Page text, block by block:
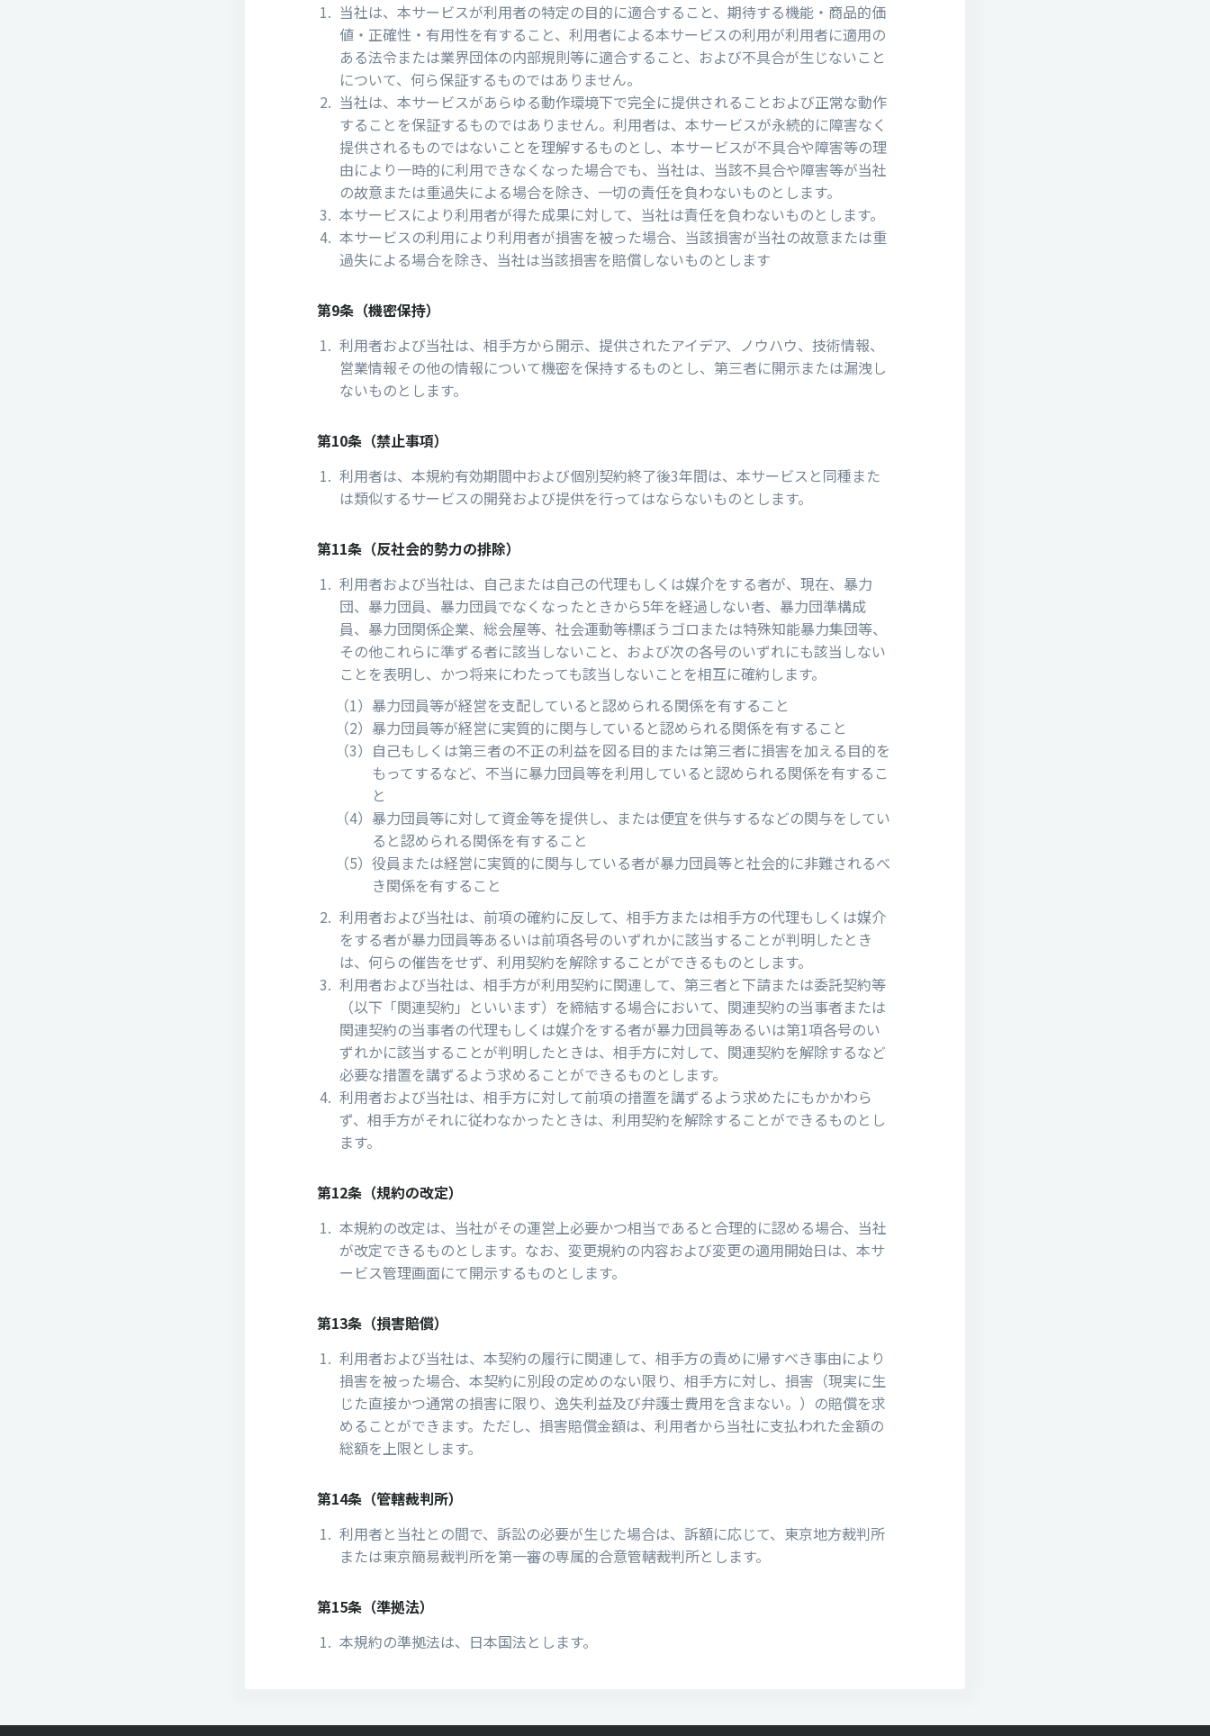
当社は、本サービスが利⽤者の特定の⽬的に適合すること、期待する機能・商品的価
値・正確性・有⽤性を有すること、利⽤者による本サービスの利⽤が利⽤者に適⽤の
ある法令または業界団体の内部規則等に適合すること、および不具合が⽣じないこと
について、何ら保証するものではありません。
当社は、本サービスがあらゆる動作環境下で完全に提供されることおよび正常な動作
することを保証するものではありません。利⽤者は、本サービスが永続的に障害なく
提供されるものではないことを理解するものとし、本サービスが不具合や障害等の理
由により⼀時的に利⽤できなくなった場合でも、当社は、当該不具合や障害等が当社
の故意または重過失による場合を除き、⼀切の責任を負わないものとします。
本サービスにより利⽤者が得た成果に対して、当社は責任を負わないものとします。
本サービスの利⽤により利⽤者が損害を被った場合、当該損害が当社の故意または重
過失による場合を除き、当社は当該損害を賠償しないものとします
第9条（機密保持）
利⽤者および当社は、相⼿⽅から開⽰、提供されたアイデア、ノウハウ、技術情報、
営業情報その他の情報について機密を保持するものとし、第三者に開⽰または漏洩し
ないものとします。
第10条（禁⽌事項）
利⽤者は、本規約有効期間中および個別契約終了後3年間は、本サービスと同種また
は類似するサービスの開発および提供を⾏ってはならないものとします。
第11条（反社会的勢⼒の排除）
利⽤者および当社は、⾃⼰または⾃⼰の代理もしくは媒介をする者が、現在、暴⼒
団、暴⼒団員、暴⼒団員でなくなったときから5年を経過しない者、暴⼒団準構成
員、暴⼒団関係企業、総会屋等、社会運動等標ぼうゴロまたは特殊知能暴⼒集団等、
その他これらに準ずる者に該当しないこと、および次の各号のいずれにも該当しない
ことを表明し、かつ将来にわたっても該当しないことを相互に確約します。
（1） 暴⼒団員等が経営を⽀配していると認められる関係を有すること
（2） 暴⼒団員等が経営に実質的に関与していると認められる関係を有すること
（3） ⾃⼰もしくは第三者の不正の利益を図る⽬的または第三者に損害を加える⽬的を
もってするなど、不当に暴⼒団員等を利⽤していると認められる関係を有するこ
と
（4） 暴⼒団員等に対して資⾦等を提供し、または便宜を供与するなどの関与をしてい
ると認められる関係を有すること
（5） 役員または経営に実質的に関与している者が暴⼒団員等と社会的に⾮難されるべ
き関係を有すること
利⽤者および当社は、前項の確約に反して、相⼿⽅または相⼿⽅の代理もしくは媒介
をする者が暴⼒団員等あるいは前項各号のいずれかに該当することが判明したとき
は、何らの催告をせず、利⽤契約を解除することができるものとします。
利⽤者および当社は、相⼿⽅が利⽤契約に関連して、第三者と下請または委託契約等
（以下「関連契約」といいます）を締結する場合において、関連契約の当事者または
関連契約の当事者の代理もしくは媒介をする者が暴⼒団員等あるいは第1項各号のい
ずれかに該当することが判明したときは、相⼿⽅に対して、関連契約を解除するなど
必要な措置を講ずるよう求めることができるものとします。
利⽤者および当社は、相⼿⽅に対して前項の措置を講ずるよう求めたにもかかわら
ず、相⼿⽅がそれに従わなかったときは、利⽤契約を解除することができるものとし
ます。
第12条（規約の改定）
本規約の改定は、当社がその運営上必要かつ相当であると合理的に認める場合、当社
が改定できるものとします。なお、変更規約の内容および変更の適用開始日は、本サ
ービス管理画⾯にて開⽰するものとします。
第13条（損害賠償）
利⽤者および当社は、本契約の履行に関連して、相手方の責めに帰すべき事由により
損害を被った場合、本契約に別段の定めのない限り、相手方に対し、損害（現実に生
じた直接かつ通常の損害に限り、逸失利益及び弁護士費用を含まない。）の賠償を求
めることができます。ただし、損害賠償金額は、利用者から当社に支払われた金額の
総額を上限とします。
第14条（管轄裁判所）
利⽤者と当社との間で、訴訟の必要が⽣じた場合は、訴額に応じて、東京地⽅裁判所
または東京簡易裁判所を第⼀審の専属的合意管轄裁判所とします。
第15条（準拠法）
本規約の準拠法は、⽇本国法とします。